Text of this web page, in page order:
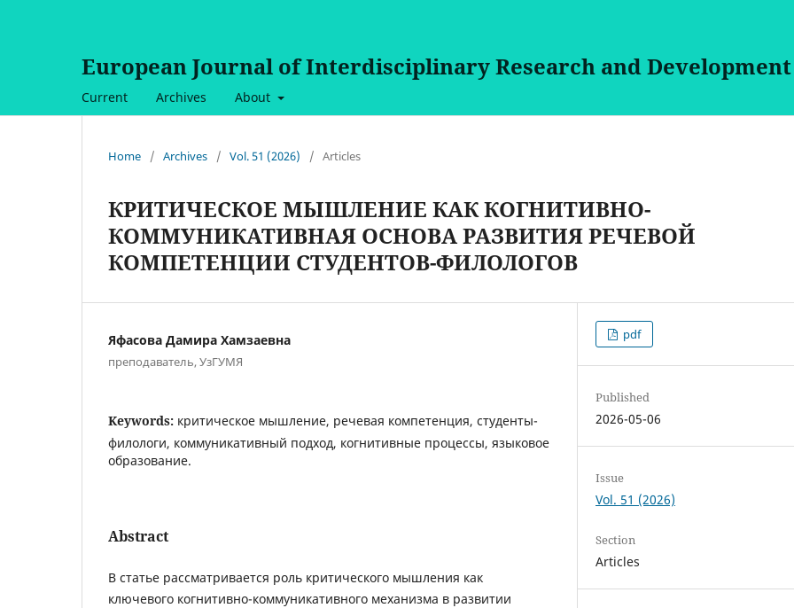
European Journal of Interdisciplinary Research and Development
Current Archives About
Home / Archives / Vol. 51 (2026) / Articles
КРИТИЧЕСКОЕ МЫШЛЕНИЕ КАК КОГНИТИВНО-
КОММУНИКАТИВНАЯ ОСНОВА РАЗВИТИЯ РЕЧЕВОЙ
КОМПЕТЕНЦИИ СТУДЕНТОВ-ФИЛОЛОГОВ
Яфасова Дамира Хамзаевна
преподаватель, УзГУМЯ
Keywords: критическое мышление, речевая компетенция, студенты-
филологи, коммуникативный подход, когнитивные процессы, языковое
образование.
Abstract
В статье рассматривается роль критического мышления как
ключевого когнитивно-коммуникативного механизма в развитии
pdf
Published
2026-05-06
Issue
Vol. 51 (2026)
Section
Articles